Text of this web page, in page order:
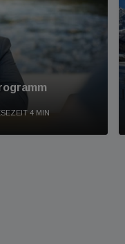
4 MIN